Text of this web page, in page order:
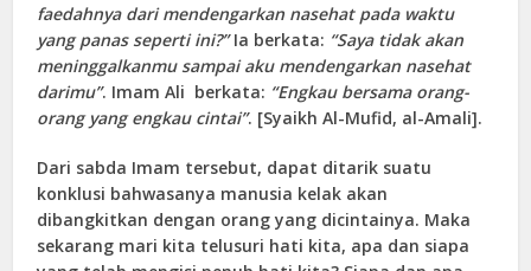
faedahnya dari mendengarkan nasehat pada waktu
yang panas seperti ini?”Ia berkata: “Saya tidak akan
meninggalkanmu sampai aku mendengarkan nasehat
darimu”. Imam Ali berkata: “Engkau bersama orang-
orang yang engkau cintai”. [Syaikh Al-Mufid, al-Amali].
Dari sabda Imam tersebut, dapat ditarik suatu
konklusi bahwasanya manusia kelak akan
dibangkitkan dengan orang yang dicintainya. Maka
sekarang mari kita telusuri hati kita, apa dan siapa